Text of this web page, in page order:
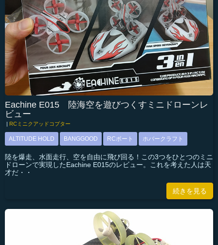
Eachine E015 陸海空を遊びつくすミニドローンレ
ビュー
| RCミニクアッドコプター
ALTITUDE HOLD BANGGOOD RCボート ホバークラフト
陸を爆走、水面走行、空を自由に飛び回る！この3つをひとつのミニ
ドローンで実現したEachine E015のレビュー。これを考えた人は天
才だ・・
続きを見る